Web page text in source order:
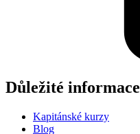
Důležité informace
Kapitánské kurzy
Blog